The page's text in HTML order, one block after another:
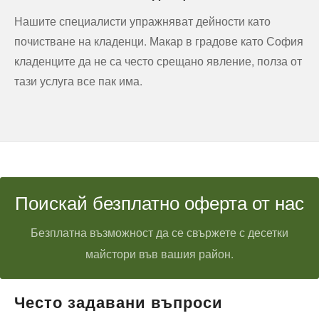
Нашите специалисти упражняват дейности като
почистване на кладенци. Макар в градове като София
кладенците да не са често срещано явление, полза от
тази услуга все пак има.
Поискай безплатно оферта от нас
Безплатна възможност да се свържете с десетки
майстори във вашия район.
Често задавани въпроси